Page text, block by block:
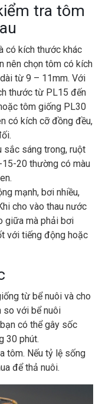
tra tôm
có kích thước khác
nên chọn tôm có kích
từ 9 – 11mm. Với
thước từ PL15 đến
tôm giống PL30
có kích cỡ đồng đều,
sắc sáng trong, ruột
20 thường có màu
mạnh, bơi nhiều,
cho vào thau nước
giữa mà phải bơi
với tiếng động hoặc
từ bể nuôi và cho
so với bể nuôi
có thể gây sốc
30 phút.
tôm. Nếu tỷ lệ sống
để thả nuôi.